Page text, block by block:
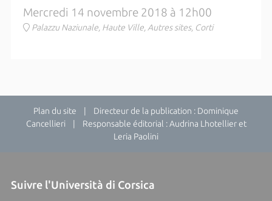
Mercredi 14 novembre 2018 à 12h00
Palazzu Naziunale, Haute Ville, Autres sites, Corti
Plan du site | Directeur de la publication : Dominique
Cancellieri | Responsable éditorial : Audrina Lhotellier et
Leria Paolini
Suivre l'Università di Corsica